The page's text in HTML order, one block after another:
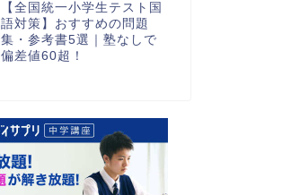
【全国統一小学生テスト国
語対策】おすすめの問題
集・参考書5選｜塾なしで
偏差値60超！